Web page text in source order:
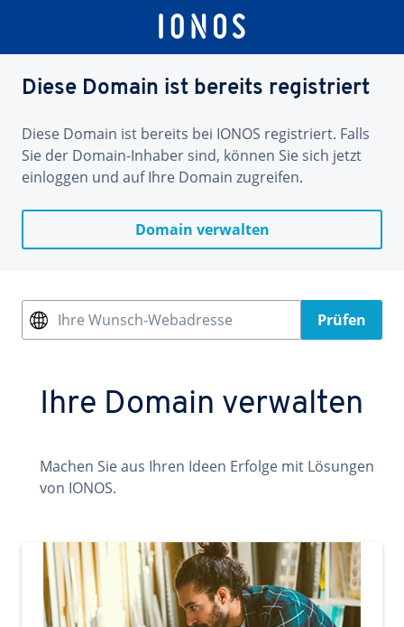
Diese Domain ist bereits registriert
Diese Domain ist bereits bei IONOS registriert. Falls
Sie der Domain-Inhaber sind, können Sie sich jetzt
einloggen und auf Ihre Domain zugreifen.
Domain verwalten
Ihre Wunsch-Webadresse Prüfen
Ihre Domain verwalten
Machen Sie aus Ihren Ideen Erfolge mit Lösungen
von IONOS.